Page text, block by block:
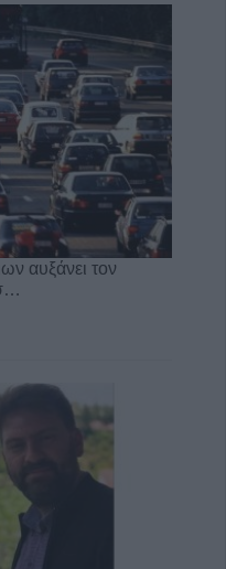
αυξάνει τον